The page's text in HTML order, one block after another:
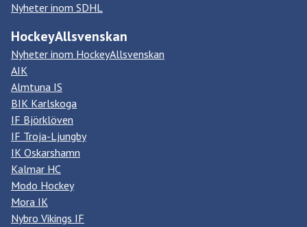
Nyheter inom SDHL
HockeyAllsvenskan
Nyheter inom HockeyAllsvenskan
AIK
Almtuna IS
BIK Karlskoga
IF Björklöven
IF Troja-Ljungby
IK Oskarshamn
Kalmar HC
Modo Hockey
Mora IK
Nybro Vikings IF